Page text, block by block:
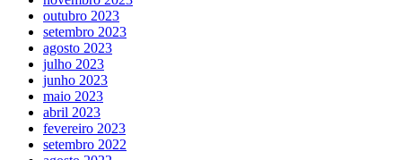
outubro 2023
setembro 2023
agosto 2023
julho 2023
junho 2023
maio 2023
abril 2023
fevereiro 2023
setembro 2022